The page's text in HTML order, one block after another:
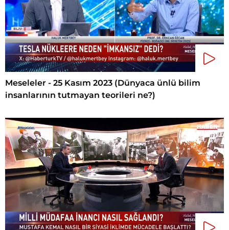
Meseleler - 25 Kasım 2023 (Dünyaca ünlü bilim
insanlarının tutmayan teorileri ne?)